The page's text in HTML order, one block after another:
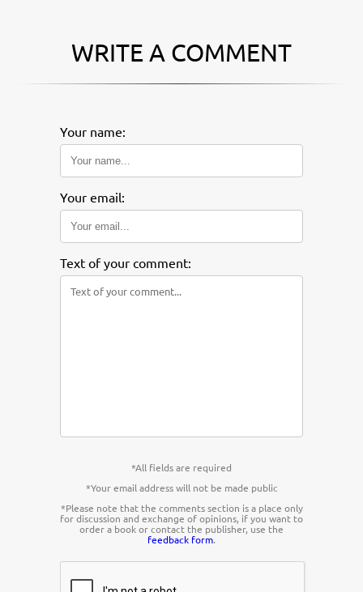
WRITE A COMMENT
Your name:
Your email:
Text of your comment:
*All fields are required
*Your email address will not be made public
*Please note that the comments section is a place only
for discussion and exchange of opinions, if you want to
order a book or contact the publisher, use the
feedback form.